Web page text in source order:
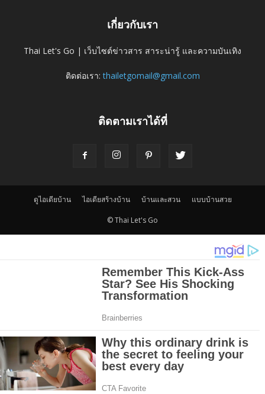
เกี่ยวกับเรา
Thai Let's Go | เว็บไซต์ข่าวสาร สาระน่ารู้ และความบันเทิง
ติดต่อเรา:thailetgomail@gmail.com
ติดตามเราได้ที่
ดูไอเดียบ้าน ไอเดียสร้างบ้าน บ้านและสวน แบบบ้านสวย
© Thai Let's Go